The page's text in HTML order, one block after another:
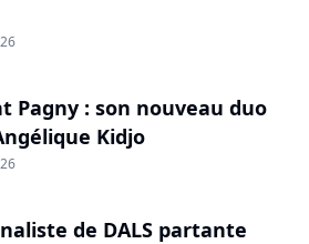
Pagny : son nouveau duo
Kidjo
de DALS partante